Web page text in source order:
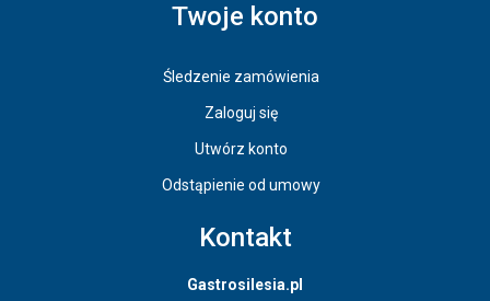
Twoje konto
Śledzenie zamówienia
Zaloguj się
Utwórz konto
Odstąpienie od umowy
Kontakt
Gastrosilesia.pl